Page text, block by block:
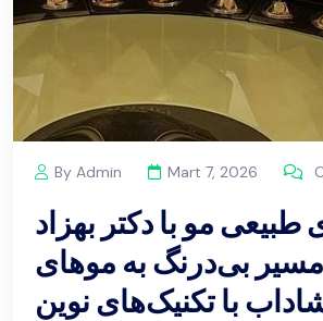
By Admin Mart 7, 2026
طبیعی مو با دکتر بهزاد
بی‌درنگ به موهای
با تکنیک‌های نوین